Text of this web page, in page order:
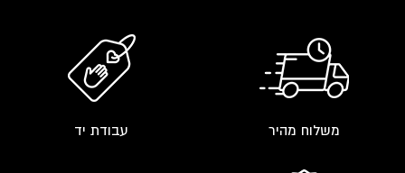
משלוח מהיר עבודת יד